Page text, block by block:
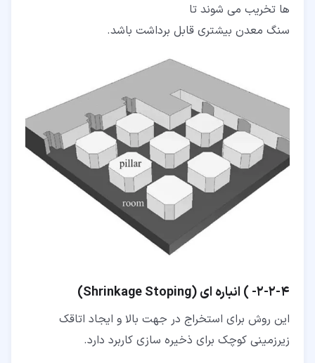
ها تخریب می شوند تا
سنگ معدن بیشتری قابل برداشت باشد.
۴‏-‏۲‏-‏۲‏- ) انباره ای (Shrinkage Stoping)
این روش برای استخراج در جهت بالا و ایجاد اتاقک
زیرزمینی کوچک برای ذخیره سازی کاربرد دارد.